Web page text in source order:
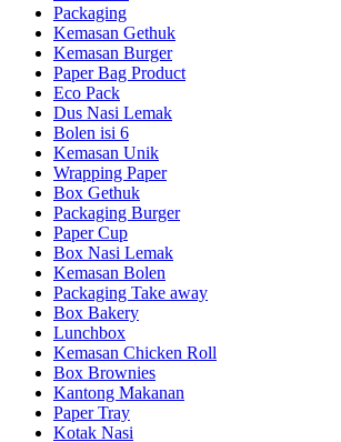
Packaging
Kemasan Gethuk
Kemasan Burger
Paper Bag Product
Eco Pack
Dus Nasi Lemak
Bolen isi 6
Kemasan Unik
Wrapping Paper
Box Gethuk
Packaging Burger
Paper Cup
Box Nasi Lemak
Kemasan Bolen
Packaging Take away
Box Bakery
Lunchbox
Kemasan Chicken Roll
Box Brownies
Kantong Makanan
Paper Tray
Kotak Nasi